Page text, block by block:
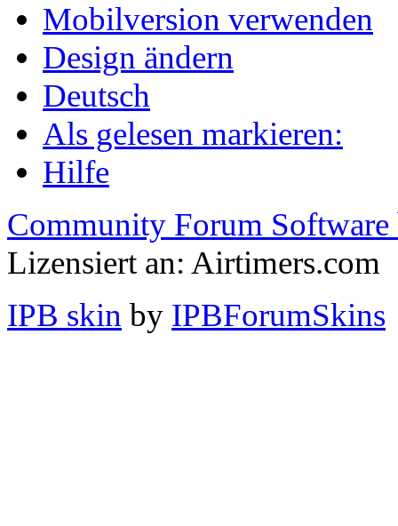
Mobilversion verwenden
Design ändern
Deutsch
Als gelesen markieren:
Hilfe
Community Forum Software
Lizensiert an: Airtimers.com
IPB skin by IPBForumSkins